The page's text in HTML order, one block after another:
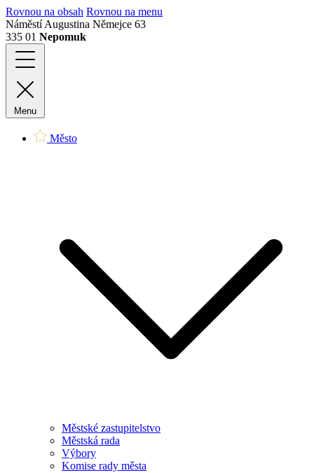
Rovnou na obsah Rovnou na menu
Náměstí Augustina Němejce 63
335 01 Nepomuk
Menu
Město
Městské zastupitelstvo
Městská rada
Výbory
Komise rady města